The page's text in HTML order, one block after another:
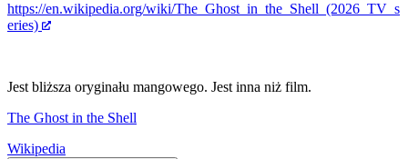
https://en.wikipedia.org/wiki/The_Ghost_in_the_Shell_(2026_TV_s
eries)
Jest bliższa oryginału mangowego. Jest inna niż film.
The Ghost in the Shell
Wikipedia